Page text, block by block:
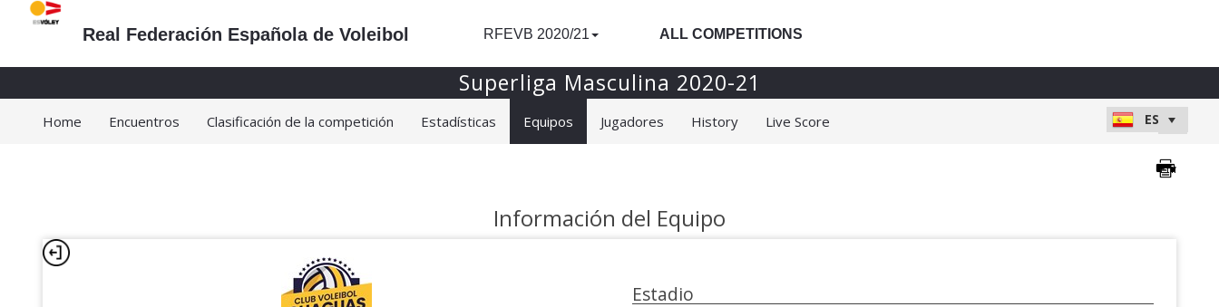
Real Federación Española de Voleibol RFEVB 2020/21 ALL COMPETITIONS
Superliga Masculina 2020-21
Home Encuentros Clasificación de la competición Estadísticas Equipos Jugadores History Live Score
Información del Equipo
Estadio